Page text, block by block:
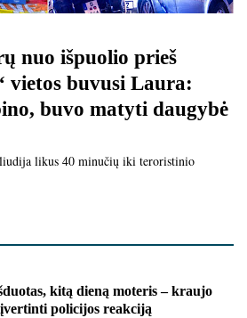
nuo išpuolio prieš
vietos buvusi Laura:
buvo matyti daugybė
likus 40 minučių iki teroristinio
kitą dieną moteris – kraujo
policijos reakciją